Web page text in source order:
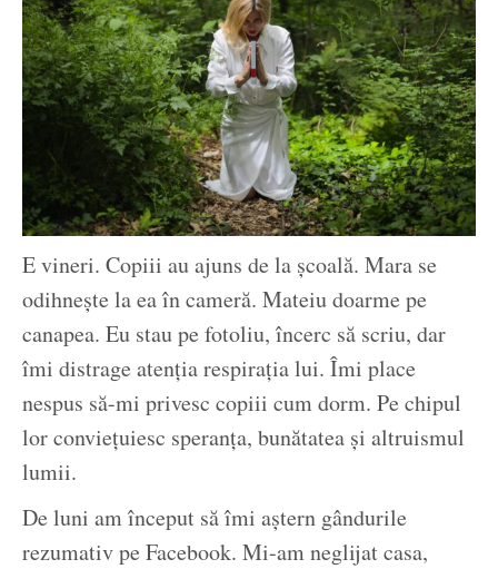
E vineri. Copiii au ajuns de la școală. Mara se
odihnește la ea în cameră. Mateiu doarme pe
canapea. Eu stau pe fotoliu, încerc să scriu, dar
îmi distrage atenția respirația lui. Îmi place
nespus să-mi privesc copiii cum dorm. Pe chipul
lor conviețuiesc speranța, bunătatea și altruismul
lumii.
De luni am început să îmi aștern gândurile
rezumativ pe Facebook. Mi-am neglijat casa,